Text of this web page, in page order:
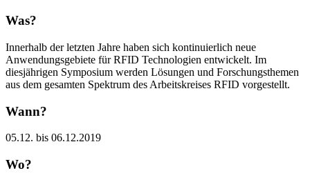
Was?
Innerhalb der letzten Jahre haben sich kontinuierlich neue
Anwendungsgebiete für RFID Technologien entwickelt. Im
diesjährigen Symposium werden Lösungen und Forschungsthemen
aus dem gesamten Spektrum des Arbeitskreises RFID vorgestellt.
Wann?
05.12. bis 06.12.2019
Wo?